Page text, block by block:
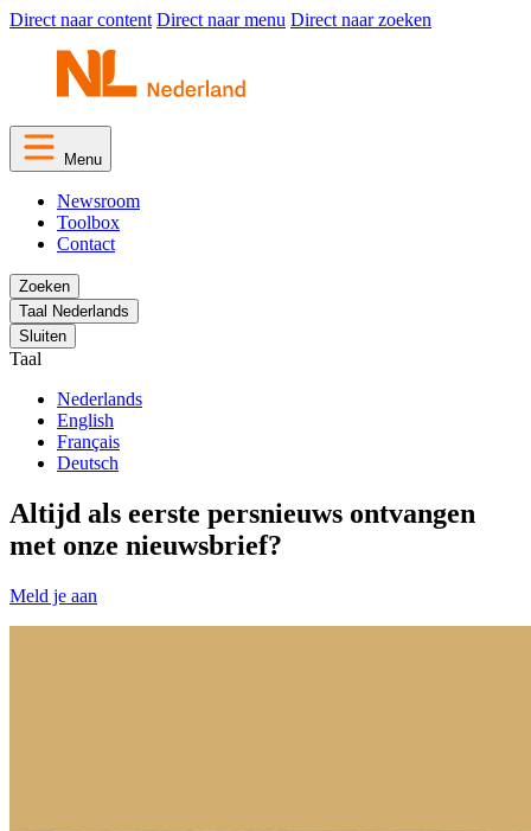
Direct naar content Direct naar menu Direct naar zoeken
Menu
Newsroom
Toolbox
Contact
Zoeken
Taal Nederlands
Sluiten
Taal
Nederlands
English
Français
Deutsch
Altijd als eerste persnieuws ontvangen
met onze nieuwsbrief?
Meld je aan